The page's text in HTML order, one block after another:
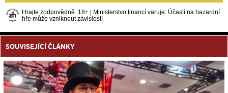
Hrajte zodpovědně. 18+ | Ministerstvo financí varuje: Účastí na hazardní
hře může vzniknout závislost!
SOUVISEJÍCÍ ČLÁNKY